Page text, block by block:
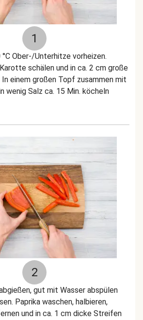
1
Ober-/Unterhitze vorheizen.
schälen und in ca. 2 cm große
einem großen Topf zusammen mit
wenig Salz ca. 15 Min. köcheln
2
gut mit Wasser abspülen
Paprika waschen, halbieren,
und in ca. 1 cm dicke Streifen